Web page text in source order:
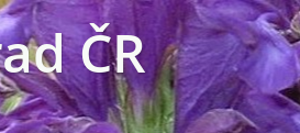
ČR